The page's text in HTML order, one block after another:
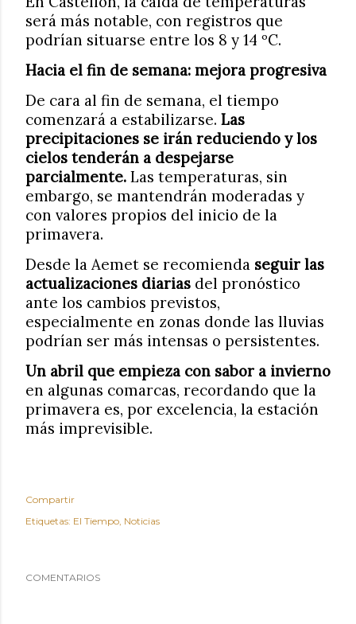
será más notable, con registros que
podrían situarse entre los 8 y 14 ºC.
Hacia el fin de semana: mejora progresiva
De cara al fin de semana, el tiempo
comenzará a estabilizarse. Las
precipitaciones se irán reduciendo y los
cielos tenderán a despejarse
parcialmente. Las temperaturas, sin
embargo, se mantendrán moderadas y
con valores propios del inicio de la
primavera.
Desde la Aemet se recomienda seguir las
actualizaciones diarias del pronóstico
ante los cambios previstos,
especialmente en zonas donde las lluvias
podrían ser más intensas o persistentes.
Un abril que empieza con sabor a invierno
en algunas comarcas, recordando que la
primavera es, por excelencia, la estación
más imprevisible.
Compartir
Etiquetas: El Tiempo Noticias
COMENTARIOS